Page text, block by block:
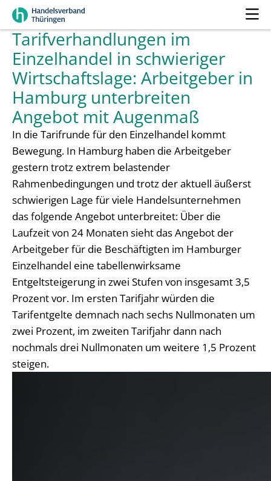
Tarifverhandlungen im
Einzelhandel in schwieriger
Wirtschaftslage: Arbeitgeber in
Hamburg unterbreiten
Angebot mit Augenmaß
In die Tarifrunde für den Einzelhandel kommt
Bewegung. In Hamburg haben die Arbeitgeber
gestern trotz extrem belastender
Rahmenbedingungen und trotz der aktuell äußerst
schwierigen Lage für viele Handelsunternehmen
das folgende Angebot unterbreitet: Über die
Laufzeit von 24 Monaten sieht das Angebot der
Arbeitgeber für die Beschäftigten im Hamburger
Einzelhandel eine tabellenwirksame
Entgeltsteigerung in zwei Stufen von insgesamt 3,5
Prozent vor. Im ersten Tarifjahr würden die
Tarifentgelte demnach nach sechs Nullmonaten um
zwei Prozent, im zweiten Tarifjahr dann nach
nochmals drei Nullmonaten um weitere 1,5 Prozent
steigen.